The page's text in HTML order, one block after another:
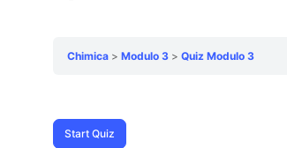
Chimica Modulo 3 Quiz Modulo 3